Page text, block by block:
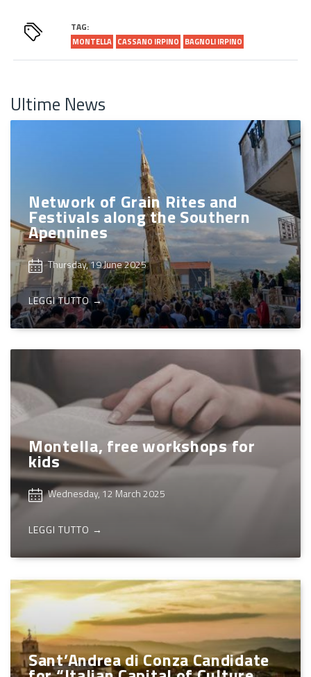
TAG:
MONTELLA CASSANO IRPINO BAGNOLI IRPINO
Ultime News
Network of Grain Rites and
Festivals along the Southern
Apennines
Thursday, 19 June 2025
LEGGI TUTTO →
Montella, free workshops for
kids
Wednesday, 12 March 2025
LEGGI TUTTO →
Sant’Andrea di Conza Candidate